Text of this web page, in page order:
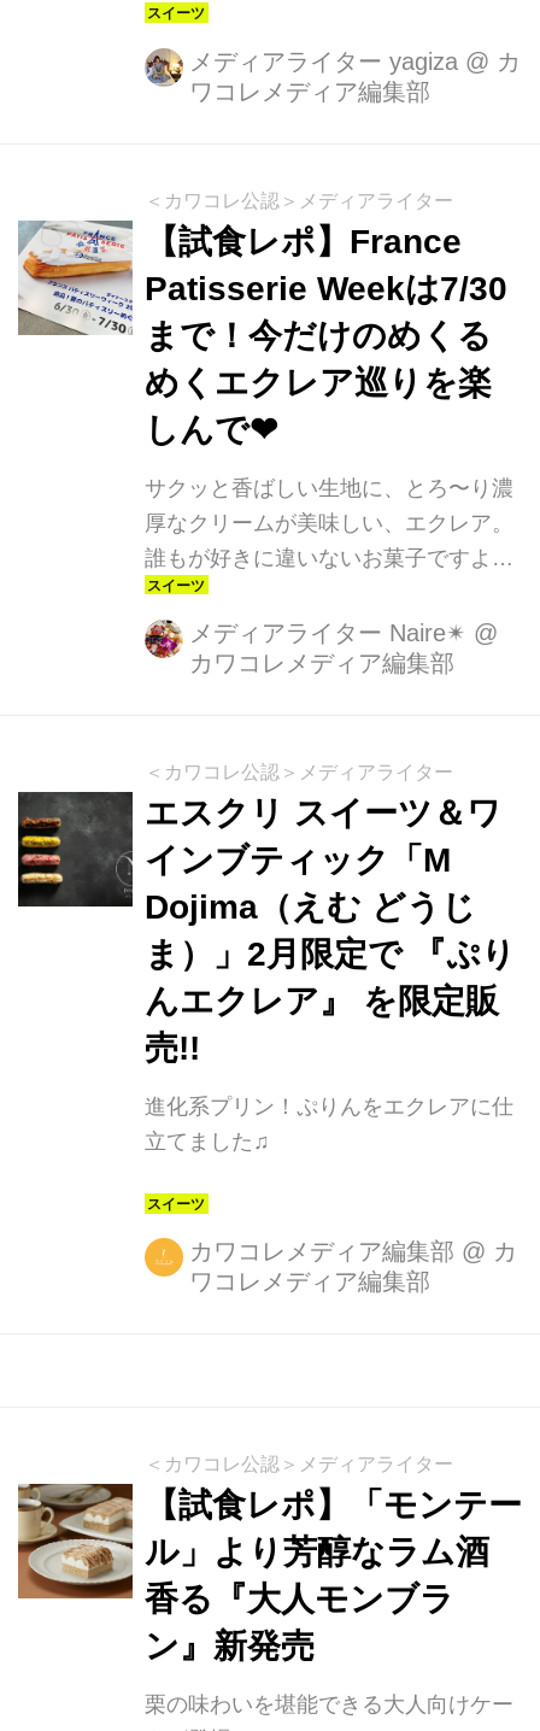
スリーの高級感のあるエクレアから着
想を得た卵のコクをしっかりと楽しめ
るカスタードとほろ苦いチョコレート
ろけるような、心地よい甘さが楽しめ
ます。2024年8月20日から期間限定で
全国で新発売です。
メディアライター yagiza @ カ
ワコレメディア編集部
＜カワコレ公認＞メディアライター
【試食レポ】France
Patisserie Weekは7/30
まで！今だけのめくる
めくエクレア巡りを楽
しんで❤︎
サクッと香ばしい生地に、とろ〜り濃
厚なクリームが美味しい、エクレア。
誰もが好きに違いないお菓子ですよ
ね！そんなエクレアにフォーカスした
イベントが、今まさに開催中です！
メディアライター Naire✴︎ @
カワコレメディア編集部
＜カワコレ公認＞メディアライター
エスクリ スイーツ＆ワ
インブティック「M
Dojima（えむ どうじ
ま）」2月限定で 『ぷり
んエクレア』 を限定販
売!!
進化系プリン！ぷりんをエクレアに仕
立てました♫
カワコレメディア編集部 @ カ
ワコレメディア編集部
＜カワコレ公認＞メディアライター
【試食レポ】「モンテー
ル」より芳醇なラム酒
香る『大人モンブラ
ン』新発売
栗の味わいを堪能できる大人向けケー